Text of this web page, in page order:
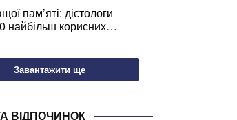
пам’яті: дієтологи
найбільш корисних
Завантажити ще
ВІДПОЧИНОК